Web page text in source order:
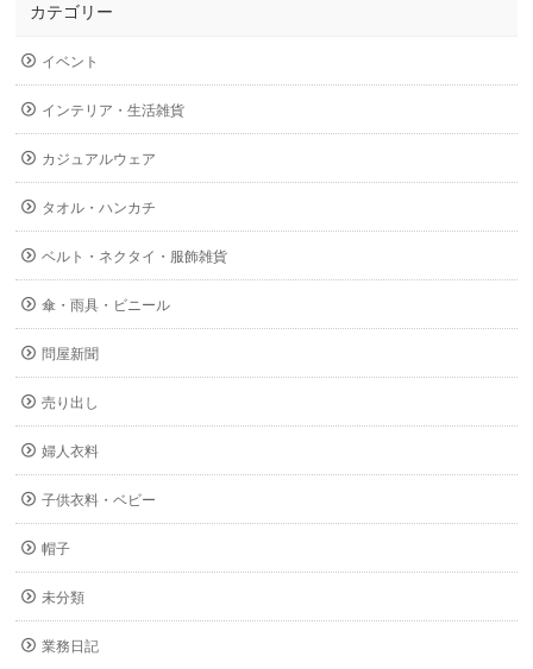
カテゴリー
イベント
インテリア・生活雑貨
カジュアルウェア
タオル・ハンカチ
ベルト・ネクタイ・服飾雑貨
傘・雨具・ビニール
問屋新聞
売り出し
婦人衣料
子供衣料・ベビー
帽子
未分類
業務日記